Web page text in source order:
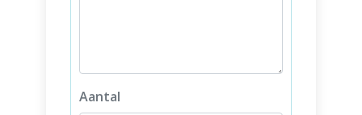
Aantal